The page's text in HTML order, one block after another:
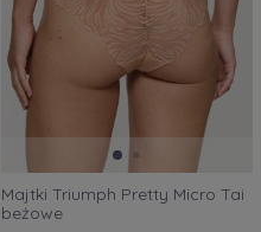
Majtki Triumph Pretty Micro Tai
beżowe